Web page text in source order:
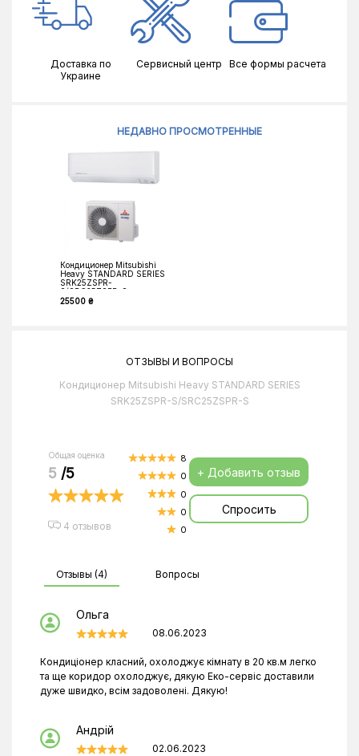
Доставка по
Украине
Сервисный центр Все формы расчета
НЕДАВНО ПРОСМОТРЕННЫЕ
Кондиционер Mitsubishi
Heavy STANDARD SERIES
SRK25ZSPR-
S/SRC25ZSPR-S
25500 ₴
ОТЗЫВЫ И ВОПРОСЫ
Кондиционер Mitsubishi Heavy STANDARD SERIES
SRK25ZSPR-S/SRC25ZSPR-S
Общая оценка
5 /5
4 отзывов
8
0
0
0
0
+ Добавить отзыв
Спросить
Отзывы (4) Вопросы
Ольга
08.06.2023
Кондиціонер класний, охолоджує кімнату в 20 кв.м легко
та ще коридор охолоджує, дякую Еко-сервіс доставили
дуже швидко, всім задоволені. Дякую!
Андрій
02.06.2023